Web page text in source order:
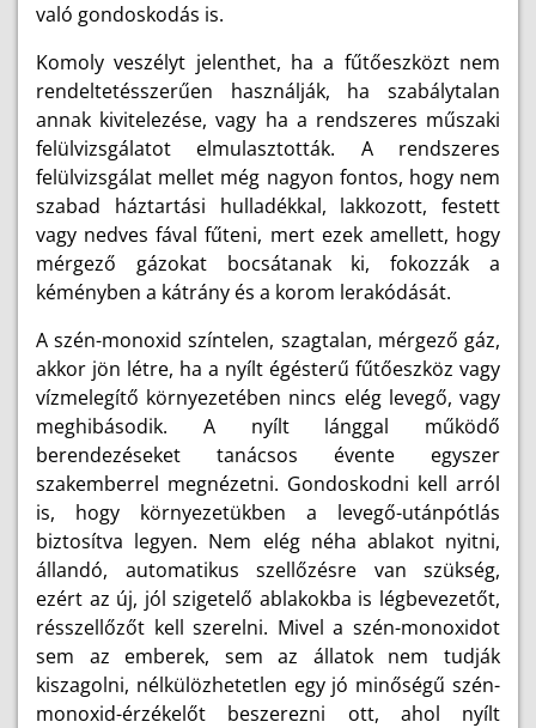
való gondoskodás is.
Komoly veszélyt jelenthet, ha a fűtőeszközt nem
rendeltetésszerűen használják, ha szabálytalan
annak kivitelezése, vagy ha a rendszeres műszaki
felülvizsgálatot elmulasztották. A rendszeres
felülvizsgálat mellet még nagyon fontos, hogy nem
szabad háztartási hulladékkal, lakkozott, festett
vagy nedves fával fűteni, mert ezek amellett, hogy
mérgező gázokat bocsátanak ki, fokozzák a
kéményben a kátrány és a korom lerakódását.
A szén-monoxid színtelen, szagtalan, mérgező gáz,
akkor jön létre, ha a nyílt égésterű fűtőeszköz vagy
vízmelegítő környezetében nincs elég levegő, vagy
meghibásodik. A nyílt lánggal működő
berendezéseket tanácsos évente egyszer
szakemberrel megnézetni. Gondoskodni kell arról
is, hogy környezetükben a levegő-utánpótlás
biztosítva legyen. Nem elég néha ablakot nyitni,
állandó, automatikus szellőzésre van szükség,
ezért az új, jól szigetelő ablakokba is légbevezetőt,
résszellőzőt kell szerelni. Mivel a szén-monoxidot
sem az emberek, sem az állatok nem tudják
kiszagolni, nélkülözhetetlen egy jó minőségű szén-
monoxid-érzékelőt beszerezni ott, ahol nyílt